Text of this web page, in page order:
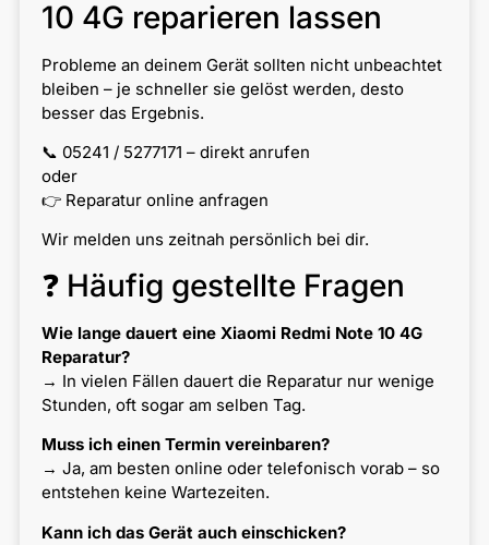
10 4G reparieren lassen
Probleme an deinem Gerät sollten nicht unbeachtet
bleiben – je schneller sie gelöst werden, desto
besser das Ergebnis.
📞 05241 / 5277171 – direkt anrufen
oder
👉 Reparatur online anfragen
Wir melden uns zeitnah persönlich bei dir.
❓ Häufig gestellte Fragen
Wie lange dauert eine Xiaomi Redmi Note 10 4G
Reparatur?
→ In vielen Fällen dauert die Reparatur nur wenige
Stunden, oft sogar am selben Tag.
Muss ich einen Termin vereinbaren?
→ Ja, am besten online oder telefonisch vorab – so
entstehen keine Wartezeiten.
Kann ich das Gerät auch einschicken?